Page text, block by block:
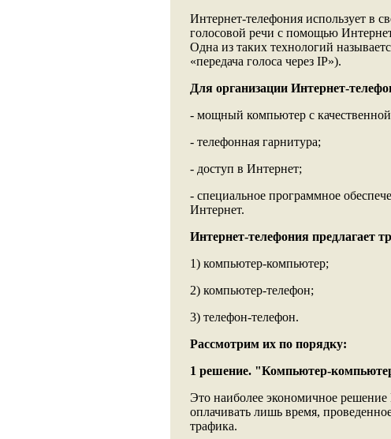
Интернет-телефония использует в
голосовой речи с помощью
Одна из таких технологий
«передача голоса через IP»).
Для организации Интернет-
- мощный компьютер с качественной
- телефонная гарнитура;
- доступ в Интернет;
- специальное программное
Интернет.
Интернет-телефония предлагает
1) компьютер-компьютер;
2) компьютер-телефон;
3) телефон-телефон.
Рассмотрим их по порядку:
1 решение. "Компьютер-
Это наиболее экономичное
оплачивать лишь время,
трафика.